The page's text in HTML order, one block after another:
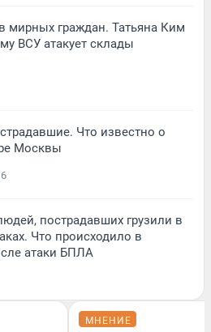
мирных граждан. Татьяна Ким
ВСУ атакует склады
Что известно о
Москвы
пострадавших грузили в
Что происходило в
атаки БПЛА
МНЕНИЕ